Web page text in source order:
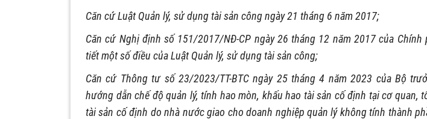
Căn cứ Luật Quản lý, sử dụng tài sản công ngày 21 tháng 6 năm 2017;
Căn cứ Nghị định số 151/2017/NĐ-CP ngày 26 tháng 12 năm 2017 của Chính
tiết một số điều của Luật Quản lý, sử dụng tài sản công;
Căn cứ Thông tư số 23/2023/TT-BTC ngày 25 tháng 4 năm 2023 của Bộ
hướng dẫn chế độ quản lý, tính hao mòn, khấu hao tài sản cố định tại cơ quan,
tài sản cố định do nhà nước giao cho doanh nghiệp quản lý không tính thành